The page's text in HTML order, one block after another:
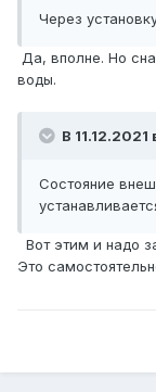
Через
Да, вполне. Но
воды.
В
Состояние
Вот этим и надо
Это